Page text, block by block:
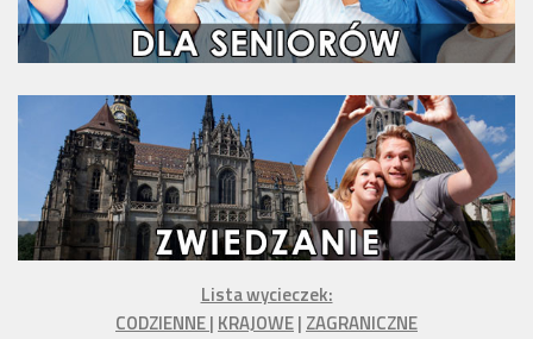
Lista wycieczek:
CODZIENNE| KRAJOWE| ZAGRANICZNE